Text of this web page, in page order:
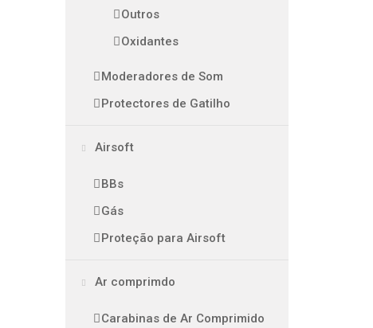
Outros
Oxidantes
Moderadores de Som
Protectores de Gatilho
Airsoft
BBs
Gás
Proteção para Airsoft
Ar comprimdo
Carabinas de Ar Comprimido